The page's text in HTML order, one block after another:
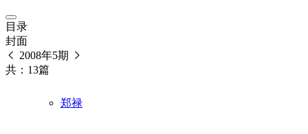
目录
封面
2008年5期
共：13篇
郑禄